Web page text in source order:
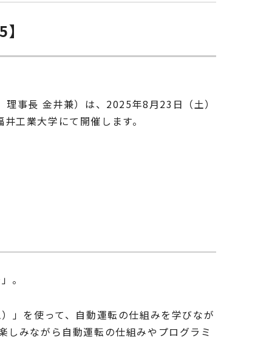
事長 金井兼）は、2025年8月23日（土）
工業大学にて開催します。
。
」を使って、自動運転の仕組みを学びなが
みながら自動運転の仕組みやプログラミ